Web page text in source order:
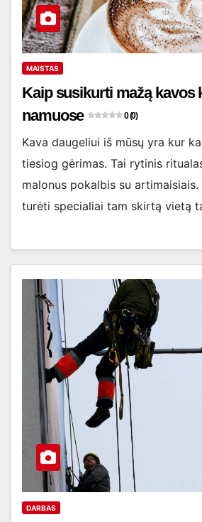
MAISTAS
Kaip susikurti mažą kavos
namuose
0 (0)
Kava daugeliui iš mūsų yra kur
tiesiog gėrimas. Tai rytinis
malonus pokalbis su
turėti specialiai tam skirtą vietą
DARBAS